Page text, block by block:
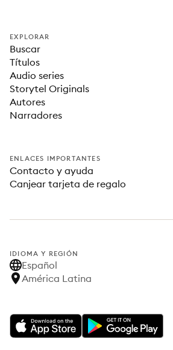
EXPLORAR
Buscar
Títulos
Audio series
Storytel Originals
Autores
Narradores
ENLACES IMPORTANTES
Contacto y ayuda
Canjear tarjeta de regalo
IDIOMA Y REGIÓN
Español
América Latina